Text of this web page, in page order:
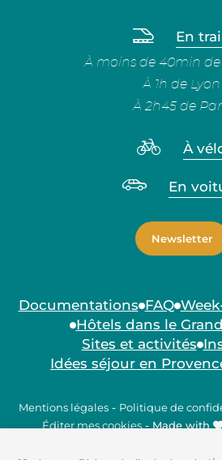
En
À moins de 40min de
À 1h de Lyon
À 2h45 de
À
En
Newsletter
Documentations FAQ
Hôtels dans le
Sites et activités
Idées séjour en
Mentions légales - Politique de
Éditer mes cookies - Made with